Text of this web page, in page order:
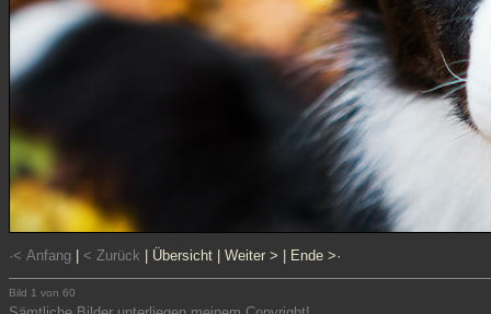
·< Anfang < Zurück Übersicht Weiter > Ende >·
Bild 1 von 60